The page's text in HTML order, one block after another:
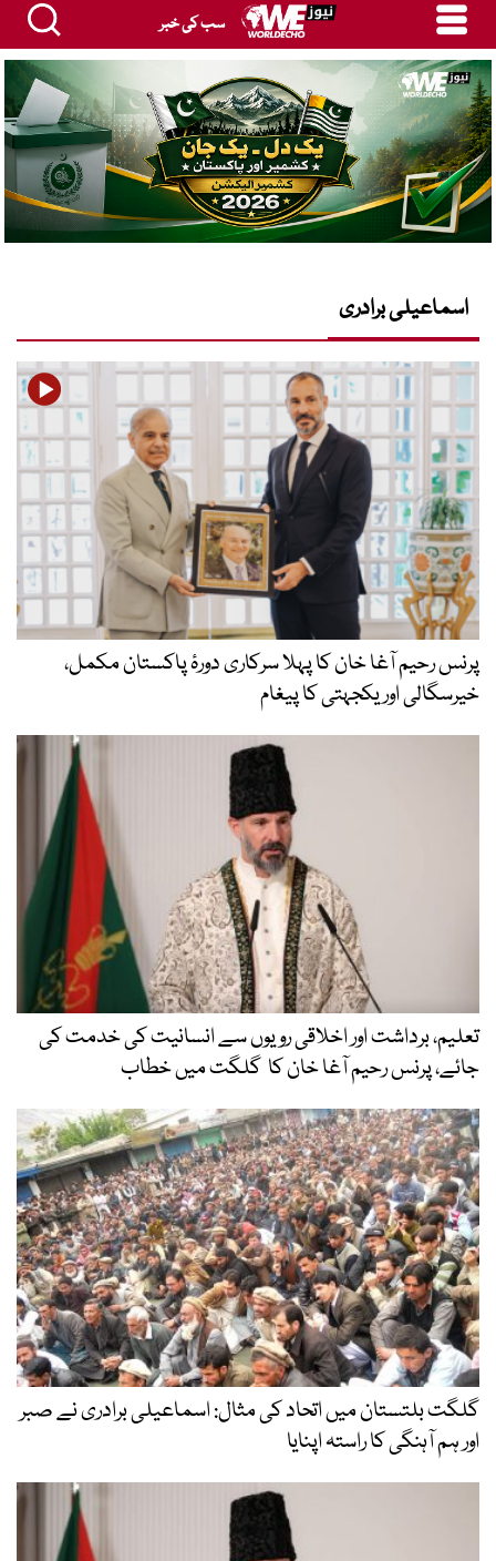
سب کی خبر
اسماعیلی برادری
پرنس رحیم آغا خان کا پہلا سرکاری دورۂ پاکستان مکمل،
خیرسگالی اور یکجہتی کا پیغام
تعلیم، برداشت اور اخلاقی رویوں سے انسانیت کی خدمت کی
جائے، پرنس رحیم آغا خان کا گلگت میں خطاب
گلگت بلتستان میں اتحاد کی مثال: اسماعیلی برادری نے صبر
اور ہم آہنگی کا راستہ اپنایا